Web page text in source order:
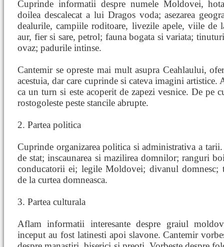
Cuprinde informatii despre numele Moldovei,
doilea descalecat a lui Dragos voda; asezarea
dealurile, campiile roditoare, livezile apele, viile de
aur, fier si sare, petrol; fauna bogata si variata;
ovaz; padurile intinse.
Cantemir se opreste mai mult asupra Ceahlaului,
acestuia, dar care cuprinde si cateva imagini
ca un turn si este acoperit de zapezi vesnice. De pe
rostogoleste peste stancile abrupte.
2. Partea politica
Cuprinde organizarea politica si administrativa a
de stat; inscaunarea si mazilirea domnilor; ranguri
conducatorii ei; legile Moldovei; divanul
de la curtea domneasca.
3. Partea culturala
Aflam informatii interesante despre graiul
inceput au fost latinesti apoi slavone. Cantemir